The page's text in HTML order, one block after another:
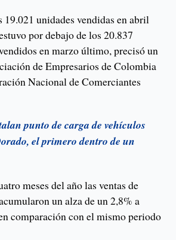
unidades vendidas en abril
por debajo de los 20.837
en marzo último, precisó un
de Empresarios de Colombia
Nacional de Comerciantes
punto de carga de vehículos
el primero dentro de un
meses del año las ventas de
un alza de un 2,8% a
comparación con el mismo periodo